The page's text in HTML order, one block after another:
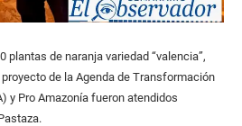
plantas de naranja variedad “valencia”,
de la Agenda de Transformación
y Pro Amazonía fueron atendidos